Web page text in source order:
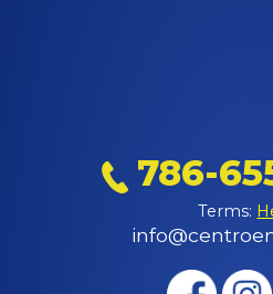
786-
Terms: